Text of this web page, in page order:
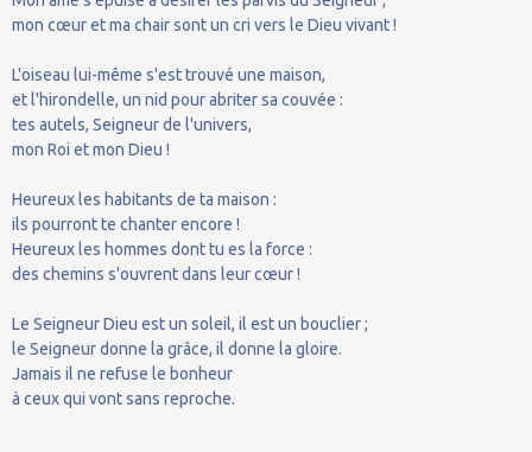
mon cœur et ma chair sont un cri vers le Dieu vivant !
L'oiseau lui-même s'est trouvé une maison,
et l'hirondelle, un nid pour abriter sa couvée :
tes autels, Seigneur de l'univers,
mon Roi et mon Dieu !
Heureux les habitants de ta maison :
ils pourront te chanter encore !
Heureux les hommes dont tu es la force :
des chemins s'ouvrent dans leur cœur !
Le Seigneur Dieu est un soleil, il est un bouclier ;
le Seigneur donne la grâce, il donne la gloire.
Jamais il ne refuse le bonheur
à ceux qui vont sans reproche.